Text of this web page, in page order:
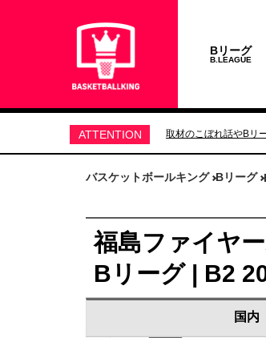
Bリーグ
B.LEAGUE
ATTENTION 取材のこぼれ話やBリ
バスケットボールキング Bリーグ
福島ファイヤ
Bリーグ | B2
国内